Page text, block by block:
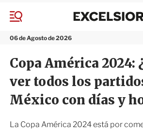
M
n
06 de Agosto de 2026
Copa América 2024:
ver todos los
México con días y
La Copa América 2024 está por